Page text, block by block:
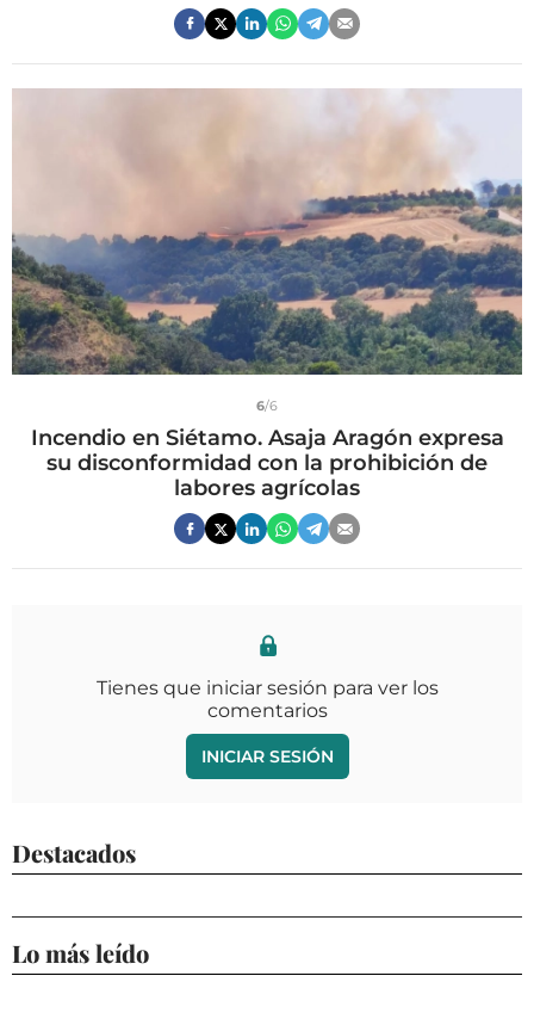
6/6
Incendio en Siétamo. Asaja Aragón expresa
su disconformidad con la prohibición de
labores agrícolas
Tienes que iniciar sesión para ver los
comentarios
INICIAR SESIÓN
Destacados
Lo más leído